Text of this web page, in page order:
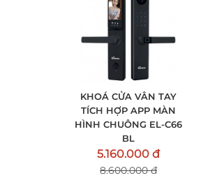
KHOÁ CỬA VÂN TAY
TÍCH HỢP APP MÀN
HÌNH CHUÔNG EL-C66
BL
5.160.000 đ
8.600.000 đ